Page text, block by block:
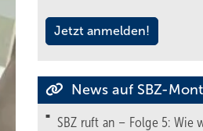
Jetzt anmelden!
News auf SBZ-
SBZ ruft an – Folge 5: Wie